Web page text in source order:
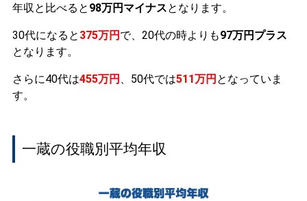
年収と比べると 98万円マイナスとなります。
30代になると 375万円 で、20代の時よりも97万円プラス
となります。
さらに40代は455万円 、50代では511万円 となっていま
す。
一蔵の役職別平均年収